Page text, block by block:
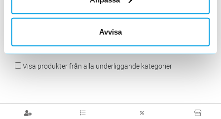
Avvisa
Visa produkter från alla underliggande kategorier